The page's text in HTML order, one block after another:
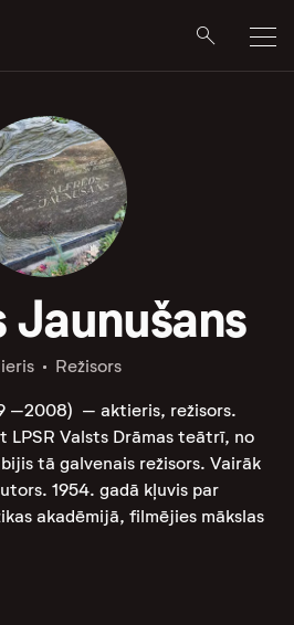
Režisors
–2008) – aktieris, režisors.
LPSR Valsts Drāmas teātrī, no
tā galvenais režisors. Vairāk
1954. gadā kļuvis par
akadēmijā, filmējies mākslas